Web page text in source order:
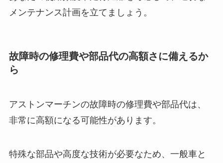
メンテナンス計画を立てましょう。
故障時の修理費や部品代の高額さに備えるか
ら
アストンマーチンの故障時の修理費や部品代は、
非常に高額になる可能性があります。
特殊な部品や高度な技術が必要なため、一般車と